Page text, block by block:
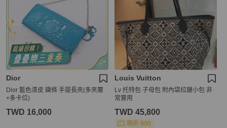
Dior
Dior 藍色漆皮 鍊條 手提長夾(多夾層
+多卡位)
TWD 16,000
Louis Vuitton
Lv 托特包 子母包 附內袋拉鏈小包 非
常實用
TWD 45,800
現折 800